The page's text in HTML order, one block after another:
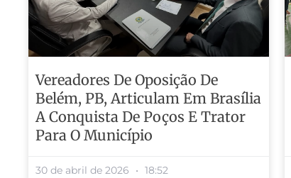
Vereadores De Oposição De
Belém, PB, Articulam Em Brasília
A Conquista De Poços E Trator
Para O Município
30 de abril de 2026 18:52